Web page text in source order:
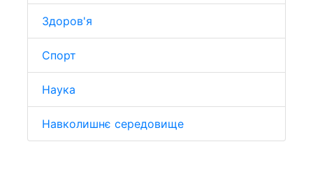
Здоров'я
Спорт
Наука
Навколишнє середовище